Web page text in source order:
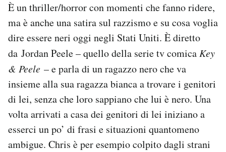
È un thriller/horror con momenti che fanno ridere,
ma è anche una satira sul razzismo e su cosa voglia
dire essere neri oggi negli Stati Uniti. È diretto
da Jordan Peele – quello della serie tv comicaKey
& Peele – e parla di un ragazzo nero che va
insieme alla sua ragazza bianca a trovare i genitori
di lei, senza che loro sappiano che lui è nero. Una
volta arrivati a casa dei genitori di lei iniziano a
esserci un po’ di frasi e situazioni quantomeno
ambigue. Chris è per esempio colpito dagli strani